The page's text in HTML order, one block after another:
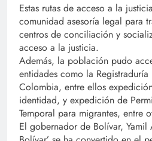
Estas rutas de acceso a la
comunidad asesoría legal para
centros de conciliación y
acceso a la justicia.
Además, la población pudo
entidades como la
Colombia, entre ellos
identidad, y expedición de
Temporal para migrantes, entre
El gobernador de Bolívar, Yamil